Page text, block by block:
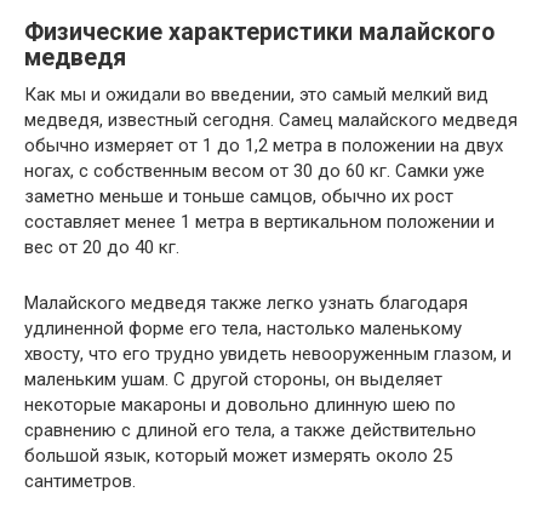
Физические характеристики малайского
медведя
Как мы и ожидали во введении, это самый мелкий вид
медведя, известный сегодня. Самец малайского медведя
обычно измеряет от 1 до 1,2 метра в положении на двух
ногах, с собственным весом от 30 до 60 кг. Самки уже
заметно меньше и тоньше самцов, обычно их рост
составляет менее 1 метра в вертикальном положении и
вес от 20 до 40 кг.
Малайского медведя также легко узнать благодаря
удлиненной форме его тела, настолько маленькому
хвосту, что его трудно увидеть невооруженным глазом, и
маленьким ушам. С другой стороны, он выделяет
некоторые макароны и довольно длинную шею по
сравнению с длиной его тела, а также действительно
большой язык, который может измерять около 25
сантиметров.